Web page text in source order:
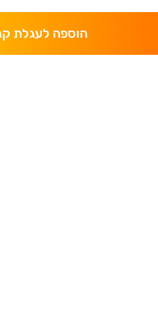
הוספה לעגלת